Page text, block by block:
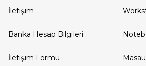
İletişim
Banka Hesap Bilgileri
İletişim Formu